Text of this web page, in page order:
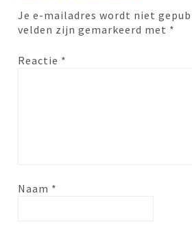
Je e-mailadres wordt niet
velden zijn gemarkeerd met *
Reactie *
Naam *